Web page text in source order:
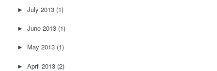
►July 2013 (1)
►June 2013 (1)
► May 2013 (1)
►April 2013 (2)